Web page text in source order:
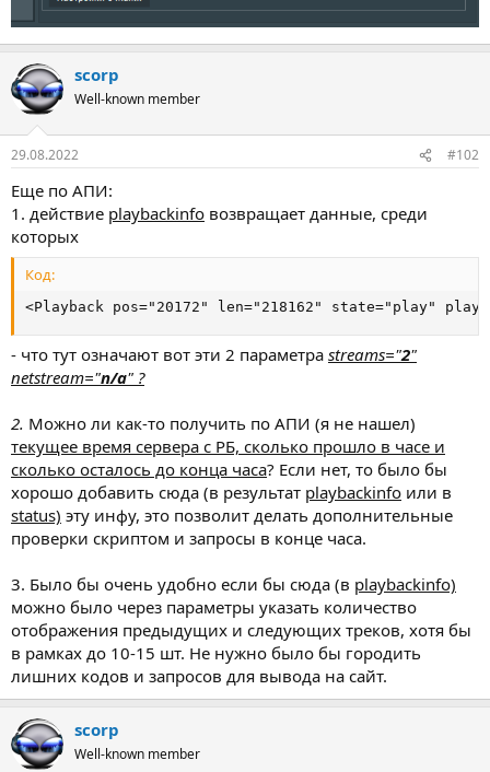
scorp
Well-known member
29.08.2022 #102
Еще по АПИ:
1. действие playbackinfo возвращает данные, среди
которых
Код:
<Playback pos="20172" len="218162" state="play"
- что тут означают вот эти 2 параметра streams="2"
netstream="n/a" ?
2. Можно ли как-то получить по АПИ (я не нашел)
текущее время сервера с РБ, сколько прошло в часе и
сколько осталось до конца часа? Если нет, то было бы
хорошо добавить сюда (в результат playbackinfo или в
status) эту инфу, это позволит делать дополнительные
проверки скриптом и запросы в конце часа.
3. Было бы очень удобно если бы сюда (в playbackinfo)
можно было через параметры указать количество
отображения предыдущих и следующих треков, хотя бы
в рамках до 10-15 шт. Не нужно было бы городить
лишних кодов и запросов для вывода на сайт.
scorp
Well-known member